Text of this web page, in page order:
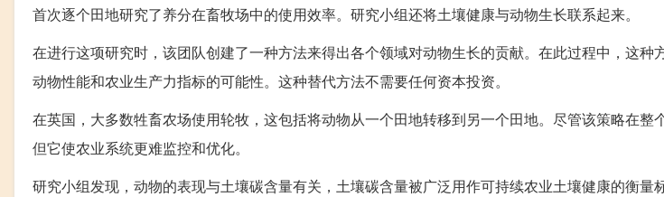
首次逐个田地研究了养分在畜牧场中的使用效率。研究小组还将土壤健康与动物生长联系起来。
在进行这项研究时，该团队创建了一种方法来得出各个领域对动物生长的贡献。在此过程中，这种
动物性能和农业生产力指标的可能性。这种替代方法不需要任何资本投资。
在英国，大多数牲畜农场使用轮牧，这包括将动物从一个田地转移到另一个田地。尽管该策略在整
但它使农业系统更难监控和优化。
研究小组发现，动物的表现与土壤碳含量有关，土壤碳含量被广泛用作可持续农业土壤健康的衡量